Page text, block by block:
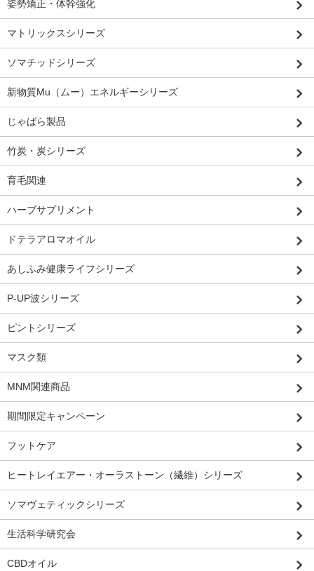
姿勢矯正・体幹強化
マトリックスシリーズ
ソマチッドシリーズ
新物質Mu（ムー）エネルギーシリーズ
じゃばら製品
竹炭・炭シリーズ
育毛関連
ハーブサプリメント
ドテラアロマオイル
あしふみ健康ライフシリーズ
P-UP波シリーズ
ピントシリーズ
マスク類
MNM関連商品
期間限定キャンペーン
フットケア
ヒートレイエアー・オーラストーン（繊維）シリーズ
ソマヴェティックシリーズ
生活科学研究会
CBDオイル